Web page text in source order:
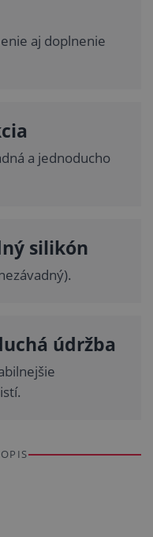
aj doplnenie
a jednoducho
silikón
údržba